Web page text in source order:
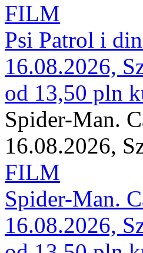
FILM
Psi Patrol i
16.08.2026,
od 13,50 pln
Spider-Man.
16.08.2026,
FILM
Spider-Man.
16.08.2026,